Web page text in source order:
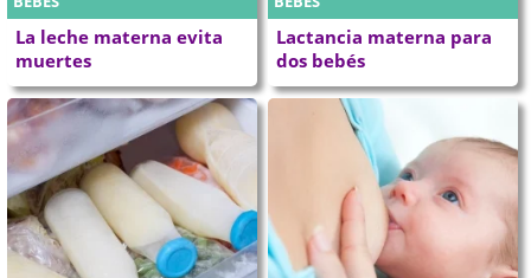
La leche materna evita
muertes
Lactancia materna para
dos bebés